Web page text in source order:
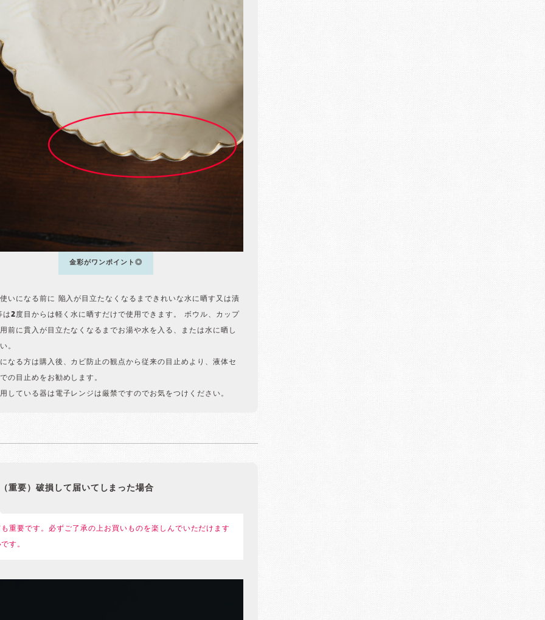
金彩がワンポイント◎
いになる前に 陥入が目立たなくなるまできれいな水に晒す又は漬
は2度目からは軽く水に晒すだけで使用できます。 ボウル、カップ
前に貫入が目立たなくなるまでお湯や水を入る、または水に晒し
。
なる方は購入後、カビ防止の観点から従来の目止めより、液体セ
の目止めをお勧めします。
している器は電子レンジは厳禁ですのでお気をつけください。
重要）破損して届いてしまった場合
重要です。必ずご了承の上お買いものを楽しんでいただけます
す。